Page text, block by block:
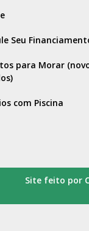
Seu
para Morar
com Piscina
Site feito por